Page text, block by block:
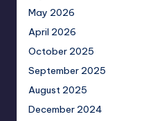
May 2026
April 2026
October 2025
September 2025
August 2025
December 2024